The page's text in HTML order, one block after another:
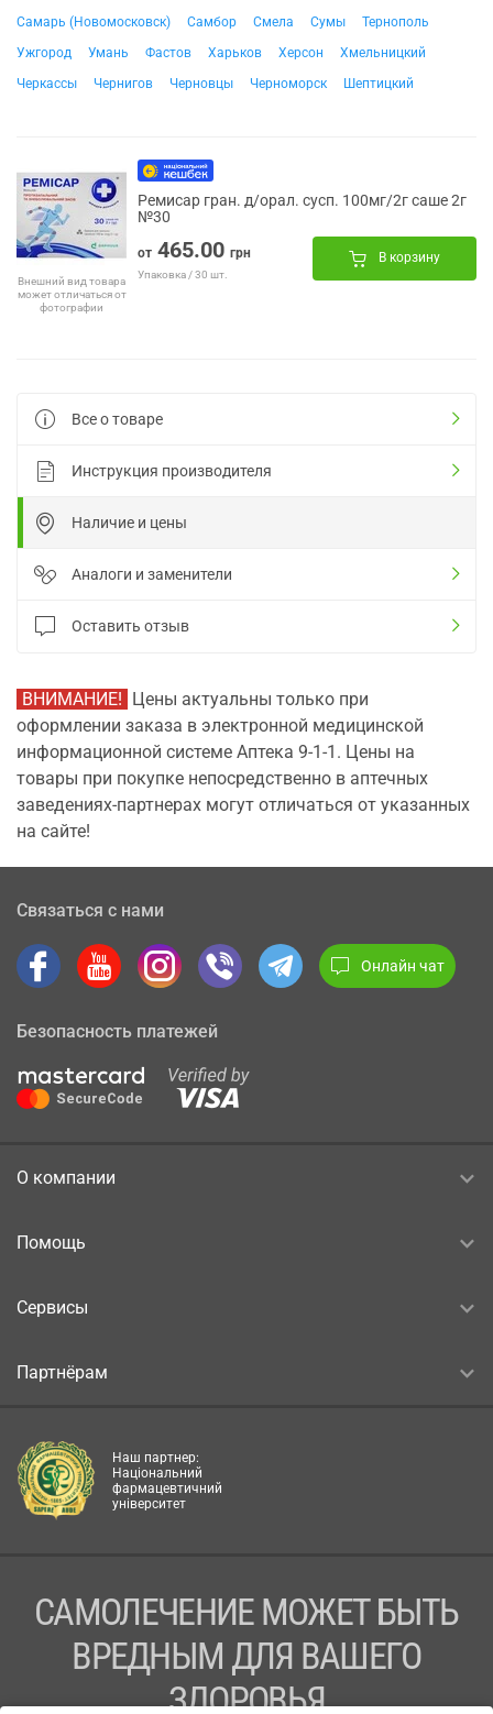
Самарь (Новомосковск)
Самбор Смела Сумы
Тернополь
Ужгород
Умань Фастов Харьков Херсон
Хмельницкий
Черкассы
Чернигов Черновцы Черноморск Шептицкий
Внешний вид товара
может отличаться от
фотографии
Ремисар гран. д/орал. сусп. 100мг/2г саше 2г
№30
от 465.00 грн
Упаковка / 30 шт.
В корзину
Все о товаре
Инструкция производителя
Наличие и цены
Аналоги и заменители
Оставить отзыв
ВНИМАНИЕ! Цены актуальны только при
оформлении заказа в электронной медицинской
информационной системе Аптека 9-1-1. Цены на
товары при покупке непосредственно в аптечных
заведениях-партнерах могут отличаться от указанных
на сайте!
Связаться с нами
Онлайн чат
Безопасность платежей
О компании
Помощь
Сервисы
Партнёрам
Наш партнер:
Національний
фармацевтичний
університет
САМОЛЕЧЕНИЕ МОЖЕТ БЫТЬ
ВРЕДНЫМ ДЛЯ ВАШЕГО
ЗДОРОВЬЯ